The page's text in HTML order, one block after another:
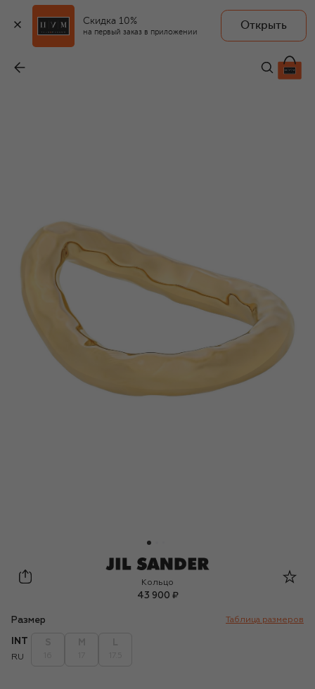
Скидка 10%
на первый заказ в приложении
Открыть
Jil Sander
Кольцо
43 900 ₽
Размер Таблица размеров
INT
RU